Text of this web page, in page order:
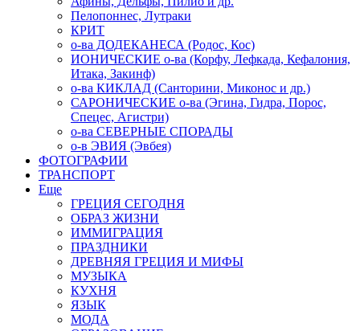
Пелопоннес, Лутраки
КРИТ
о-ва ДОДЕКАНЕСА (Родос, Кос)
ИОНИЧЕСКИЕ о-ва (Корфу, Лефкада, Кефалония,
Итака, Закинф)
о-ва КИКЛАД (Санторини, Миконос и др.)
САРОНИЧЕСКИЕ о-ва (Эгина, Гидра, Порос,
Спецес, Агистри)
о-ва СЕВЕРНЫЕ СПОРАДЫ
о-в ЭВИЯ (Эвбея)
ФОТОГРАФИИ
ТРАНСПОРТ
Еще
ГРЕЦИЯ СЕГОДНЯ
ОБРАЗ ЖИЗНИ
ИММИГРАЦИЯ
ПРАЗДНИКИ
ДРЕВНЯЯ ГРЕЦИЯ И МИФЫ
МУЗЫКА
КУХНЯ
ЯЗЫК
МОДА